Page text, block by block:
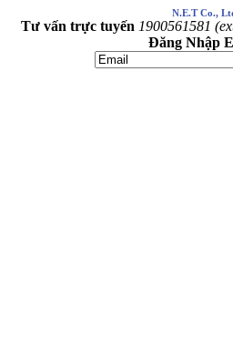
N.E.T Co.,
Tư vấn trực tuyến 1900561581
Đăng Nhập